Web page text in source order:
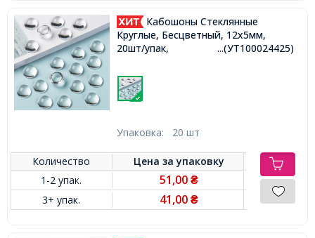
Кабошоны Стеклянные
Круглые, Бесцветный, 12х5мм,
20шт/упак,
...(УТ100024425)
Упаковка: 20 шт
Количество Цена заупаковку
1-2 упак.
51,00₴
3+ упак. 41,00₴